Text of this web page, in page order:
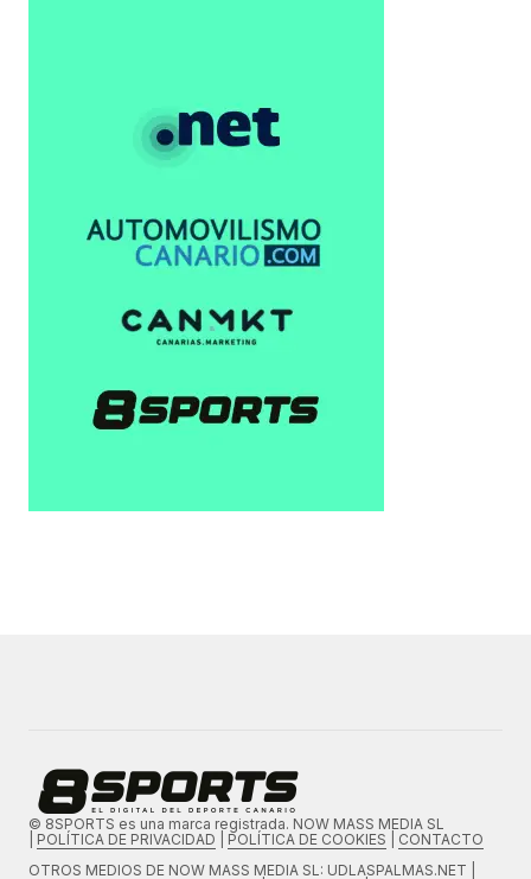
© 8SPORTS es una marca registrada. NOW MASS MEDIA SL
POLÍTICA DE PRIVACIDAD POLÍTICA DE COOKIES
CONTACTO
OTROS MEDIOS DE NOW MASS MEDIA SL: UDLASPALMAS.NET |